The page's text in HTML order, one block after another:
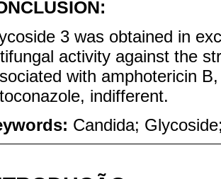
3 was obtained in
activity against the
with amphotericin
indifferent.
Candida;